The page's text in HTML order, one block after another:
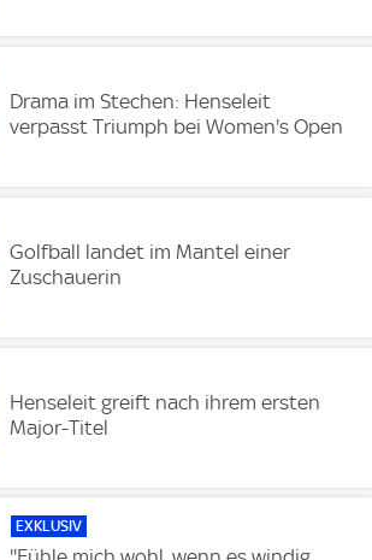
Drama im Stechen: Henseleit
verpasst Triumph bei Women's Open
Golfball landet im Mantel einer
Zuschauerin
Henseleit greift nach ihrem ersten
Major-Titel
EXKLUSIV